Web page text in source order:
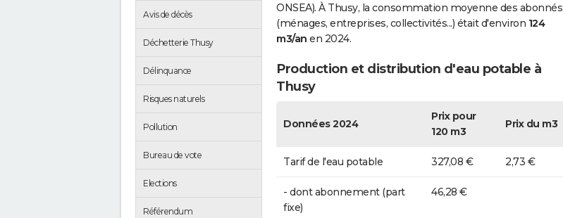
Avis de décès
Déchetterie Thusy
Délinquance
Risques naturels
Pollution
Bureau de vote
Elections
Référendum
ONSEA). À Thusy, la consommation moyenne des abonnés
(ménages, entreprises, collectivités...) était d'environ 124
m3/an en 2024.
Production et distribution d'eau potable à
Thusy
Données 2024
Prix pour
120 m3
Prix du m3
Tarif de l'eau potable 327,08 € 2,73 €
- dont abonnement (part
fixe)
46,28 €